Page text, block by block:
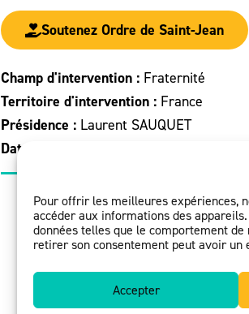
Pour offrir les meilleures expériences,
accéder aux informations des
données telles que le comportement
retirer son consentement peut avoir
Accepter
Soutenez Ordre de Saint-Jean
Champ d'intervention : Fraternité
Territoire d'intervention : France
Présidence : Laurent SAUQUET
Date de création :